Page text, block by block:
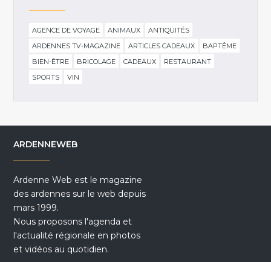
AGENCE DE VOYAGE ANIMAUX
ANTIQUITÉS
ARDENNES TV-MAGAZINE
ARTICLES CADEAUX
BAPTÊME
BIEN-ÊTRE
BRICOLAGE CADEAUX
RESTAURANT
SPORTS
VIN
ARDENNEWEB
Ardenne Web est le magazine
des ardennes sur le web depuis
mars 1999.
Nous proposons l'agenda et
l'actualité régionale en photos
et vidéos au quotidien.